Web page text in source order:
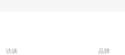
访谈 品牌